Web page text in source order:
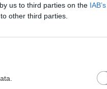
us to third parties on the
other third parties.
19:17
Κόλπου